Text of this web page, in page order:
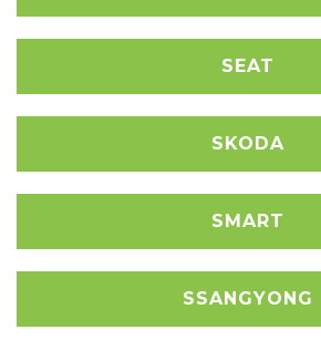
SEAT
SKODA
SMART
SSANGYONG